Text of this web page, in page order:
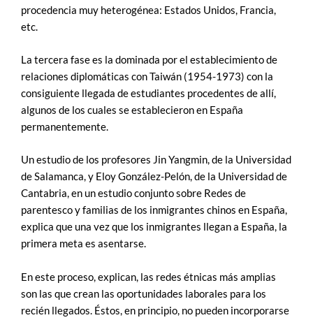
procedencia muy heterogénea: Estados Unidos, Francia,
etc.
La tercera fase es la dominada por el establecimiento de
relaciones diplomáticas con Taiwán (1954-1973) con la
consiguiente llegada de estudiantes procedentes de allí,
algunos de los cuales se establecieron en España
permanentemente.
Un estudio de los profesores Jin Yangmin, de la Universidad
de Salamanca, y Eloy González-Pelón, de la Universidad de
Cantabria, en un estudio conjunto sobre Redes de
parentesco y familias de los inmigrantes chinos en España,
explica que una vez que los inmigrantes llegan a España, la
primera meta es asentarse.
En este proceso, explican, las redes étnicas más amplias
son las que crean las oportunidades laborales para los
recién llegados. Éstos, en principio, no pueden incorporarse